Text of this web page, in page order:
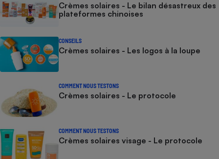
Crèmes solaires - Le bilan désastreux des
plateformes chinoises
CONSEILS
Crèmes solaires - Les logos à la loupe
COMMENT NOUS TESTONS
Crèmes solaires - Le protocole
COMMENT NOUS TESTONS
Crèmes solaires visage - Le protocole